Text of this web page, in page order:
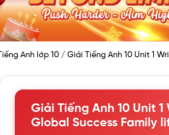
Anh lớp 10 / Giải Tiếng Anh 10 Unit 1
Giải Tiếng Anh 10 Unit
Global Success Family